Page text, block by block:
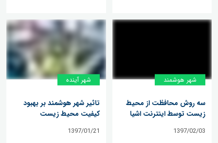
شهر هوشمند
سه روش محافظت از محیط
زیست توسط اینترنت اشیا
1397/02/03
شهر آینده
تاثیر شهر هوشمند بر بهبود
کیفیت محیط زیست
1397/01/21